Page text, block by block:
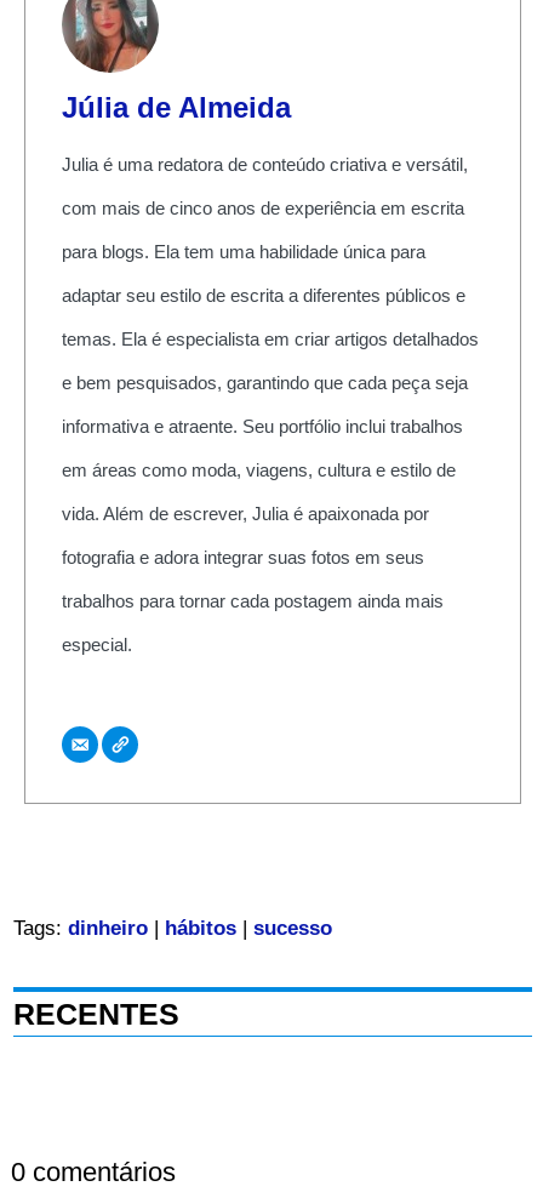
Júlia de Almeida
Julia é uma redatora de conteúdo criativa e versátil,
com mais de cinco anos de experiência em escrita
para blogs. Ela tem uma habilidade única para
adaptar seu estilo de escrita a diferentes públicos e
temas. Ela é especialista em criar artigos detalhados
e bem pesquisados, garantindo que cada peça seja
informativa e atraente. Seu portfólio inclui trabalhos
em áreas como moda, viagens, cultura e estilo de
vida. Além de escrever, Julia é apaixonada por
fotografia e adora integrar suas fotos em seus
trabalhos para tornar cada postagem ainda mais
especial.
Tags: dinheiro| hábitos| sucesso
RECENTES
0 comentários